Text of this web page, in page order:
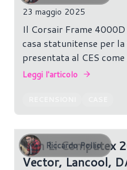
23 maggio 2025
Il Corsair Frame
casa statunitense per
presentata al CES
apprezzato 4000D.
Leggi l'articolo
Riccardo Pollio
Lian Li Computex
Vector, Lancool,